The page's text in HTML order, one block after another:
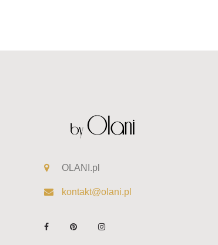
OLANI.pl
kontakt@olani.pl